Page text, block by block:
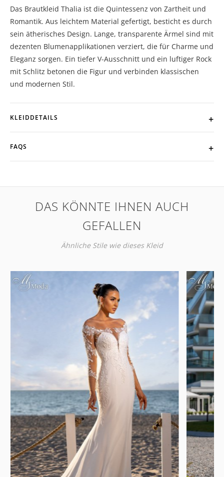
Das Brautkleid Thalia ist die Quintessenz von Zartheit und
Romantik. Aus leichtem Material gefertigt, besticht es durch
sein ätherisches Design. Lange, transparente Ärmel sind mit
dezenten Blumenapplikationen verziert, die für Charme und
Eleganz sorgen. Ein tiefer V-Ausschnitt und ein luftiger Rock
mit Schlitz betonen die Figur und verbinden klassischen
und modernen Stil.
KLEIDDETAILS
FAQS
DAS KÖNNTE IHNEN AUCH
GEFALLEN
Ähnliche Stile wie dieses Kleid